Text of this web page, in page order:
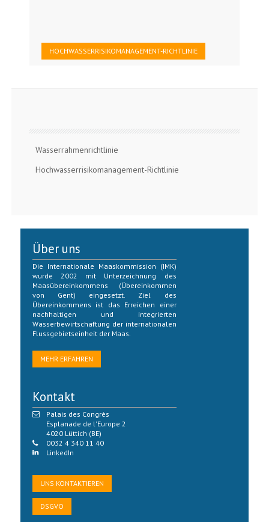
HOCHWASSERRISIKOMANAGEMENT-RICHTLINIE
Wasserrahmenrichtlinie
Hochwasserrisikomanagement-Richtlinie
Über uns
Die Internationale Maaskommission (IMK)
wurde 2002 mit Unterzeichnung des
Maasübereinkommens (Übereinkommen
von Gent) eingesetzt. Ziel des
Übereinkommens ist das Erreichen einer
nachhaltigen und integrierten
Wasserbewirtschaftung der internationalen
Flussgebietseinheit der Maas.
MEHR ERFAHREN
Kontakt
Palais des Congrès
Esplanade de l'Europe 2
4020 Lüttich (BE)
0032 4 340 11 40
LinkedIn
UNS KONTAKTIEREN
DSGVO